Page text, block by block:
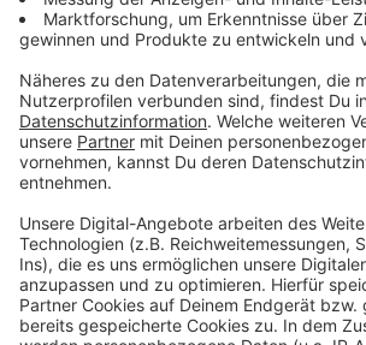
Weitere Infos und Links zum
Anzeige
Im August hatte das
verhandelt
In der Nähe sind viele weitere
Anzeige